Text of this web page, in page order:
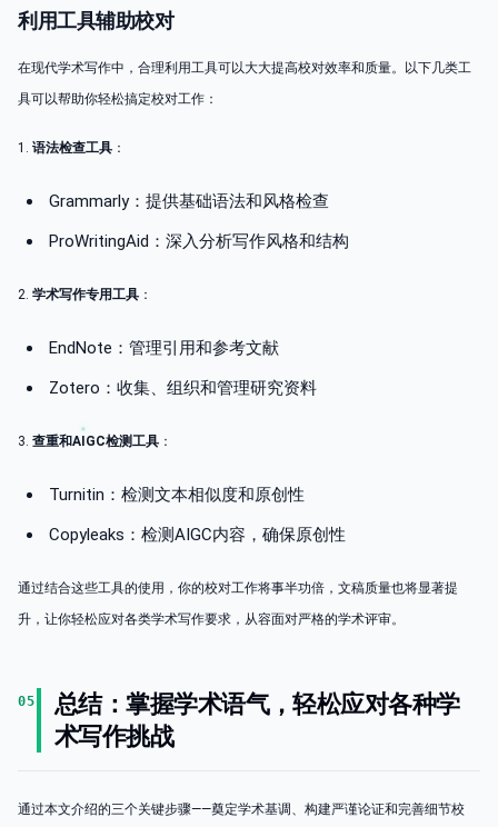
利用工具辅助校对
在现代学术写作中，合理利用工具可以大大提高校对效率和质量。以下几类工
具可以帮助你轻松搞定校对工作：
1. 语法检查工具 ：
Grammarly：提供基础语法和风格检查
ProWritingAid：深入分析写作风格和结构
2. 学术写作专用工具 ：
EndNote：管理引用和参考文献
Zotero：收集、组织和管理研究资料
3. 查重和AIGC检测工具 ：
Turnitin：检测文本相似度和原创性
Copyleaks：检测AIGC内容，确保原创性
通过结合这些工具的使用，你的校对工作将事半功倍，文稿质量也将显著提
升，让你轻松应对各类学术写作要求，从容面对严格的学术评审。
05
总结：掌握学术语气，轻松应对各种学
术写作挑战
通过本文介绍的三个关键步骤——奠定学术基调、构建严谨论证和完善细节校